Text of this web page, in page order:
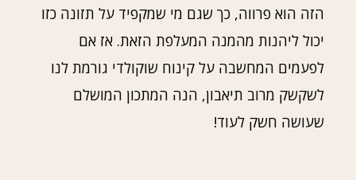
הזה הוא פרווה, כך שגם מי שמקפיד על תזונה כזו
יכול ליהנות מהמנה המעלפת הזאת. אז אם
לפעמים המחשבה על קינוח שוקולדי גורמת לנו
לשקשק מרוב תיאבון, הנה המתכון המושלם
שעושה חשק לעוד!